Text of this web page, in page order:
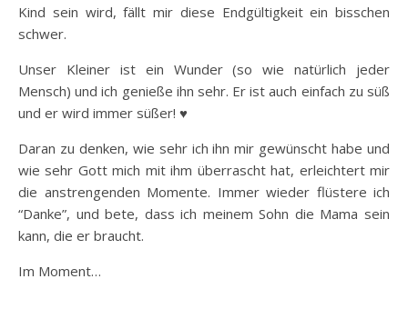
Kind sein wird, fällt mir diese Endgültigkeit ein bisschen
schwer.
Unser Kleiner ist ein Wunder (so wie natürlich jeder
Mensch) und ich genieße ihn sehr. Er ist auch einfach zu süß
und er wird immer süßer! ♥
Daran zu denken, wie sehr ich ihn mir gewünscht habe und
wie sehr Gott mich mit ihm überrascht hat, erleichtert mir
die anstrengenden Momente. Immer wieder flüstere ich
“Danke”, und bete, dass ich meinem Sohn die Mama sein
kann, die er braucht.
Im Moment…